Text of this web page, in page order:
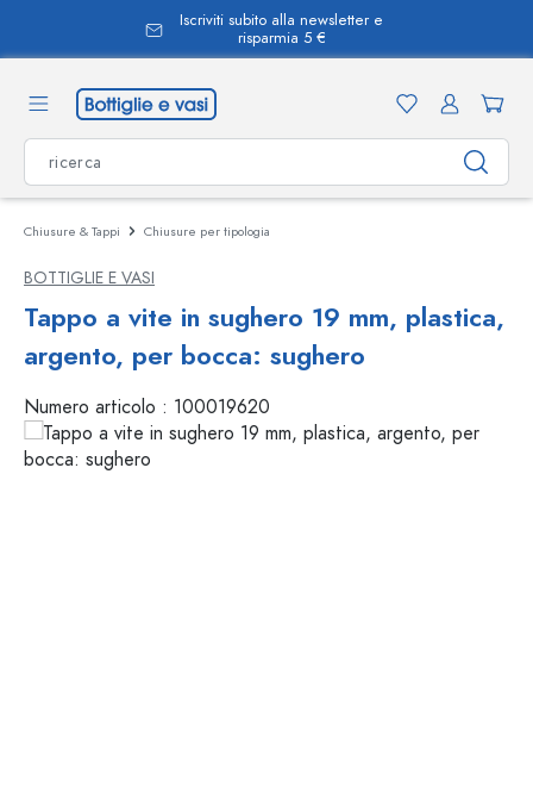
Iscriviti subito alla newsletter e
risparmia 5 €
Chiusure & Tappi Chiusure per tipologia
BOTTIGLIE E VASI
Tappo a vite in sughero 19 mm, plastica,
argento, per bocca: sughero
Numero articolo : 100019620